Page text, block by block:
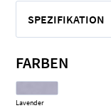
SPEZIFIKATION
FARBEN
Lavender